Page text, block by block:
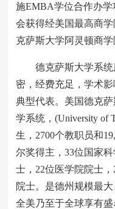
施EMBA学位合作办
会获得经美国最高商
克萨斯大学阿灵顿商学
德克萨斯大学系统
密，经费充足，学术
典型代表。美国德克
学系统，(University of
生，2700个教职员和
尔奖得主，33位国家
士，22位医学院院士
院士。是德州规模最
全美乃至于全球享有盛